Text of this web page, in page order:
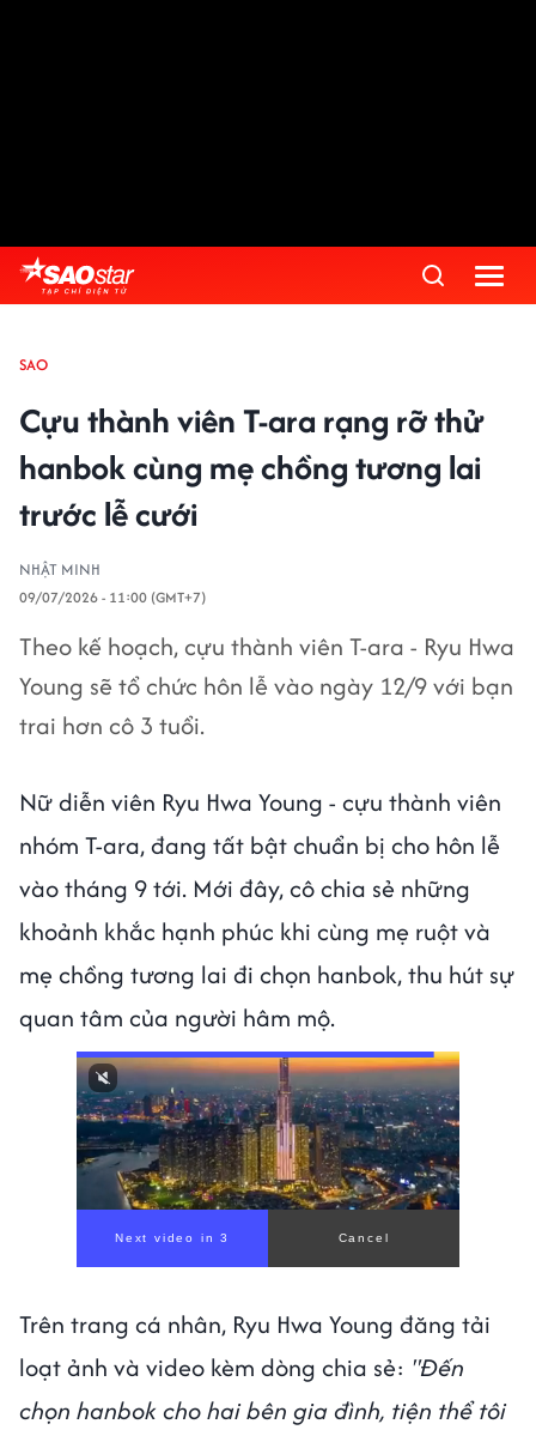
SAO
Cựu thành viên T-ara rạng rỡ thử
hanbok cùng mẹ chồng tương lai
trước lễ cưới
NHẬT MINH
09/07/2026 - 11:00 (GMT+7)
Theo kế hoạch, cựu thành viên T-ara - Ryu Hwa
Young sẽ tổ chức hôn lễ vào ngày 12/9 với bạn
trai hơn cô 3 tuổi.
Nữ diễn viên Ryu Hwa Young - cựu thành viên
nhóm T-ara, đang tất bật chuẩn bị cho hôn lễ
vào tháng 9 tới. Mới đây, cô chia sẻ những
khoảnh khắc hạnh phúc khi cùng mẹ ruột và
mẹ chồng tương lai đi chọn hanbok, thu hút sự
quan tâm của người hâm mộ.
Trên trang cá nhân, Ryu Hwa Young đăng tải
loạt ảnh và video kèm dòng chia sẻ: "Đến
chọn hanbok cho hai bên gia đình, tiện thể tôi